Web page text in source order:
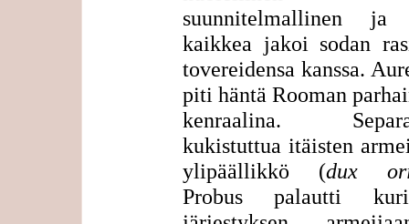
suunnitelmallinen ja
kaikkea jakoi sodan
tovereidensa kanssa.
piti häntä Rooman
kenraalina.
kukistuttua itäisten
ylipäällikkö (dux
Probus palautti